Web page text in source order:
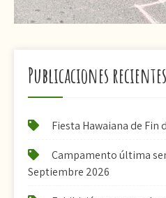
Publicaciones recientes
Fiesta Hawaiana de Fin
Campamento última
Septiembre 2026